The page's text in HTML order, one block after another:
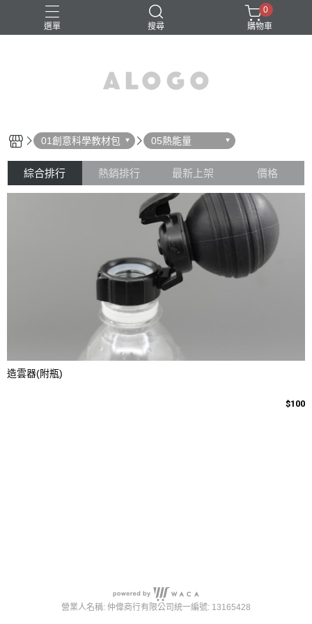
選單 搜尋
0
購物車
01創意科學教材包 05熱能量
綜合排行 熱銷排行 最新上架 價格
造雲器(附瓶)
$100
營業人名稱: 仲偉商行有限公司 統一編號: 13165428